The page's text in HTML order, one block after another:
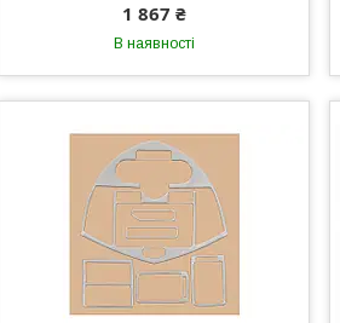
1 867 ₴
В наявності